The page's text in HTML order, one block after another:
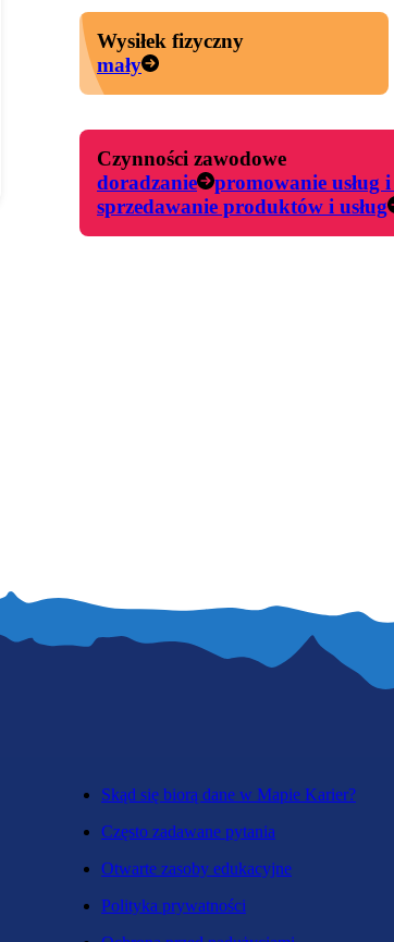
Wysiłek fizyczny
mały
Czynności zawodowe
doradzanie
promowanie usług
sprzedawanie produktów i usług
Skąd się biorą dane w Mapie Karier?
Często zadawane pytania
Otwarte zasoby edukacyjne
Polityka prywatności